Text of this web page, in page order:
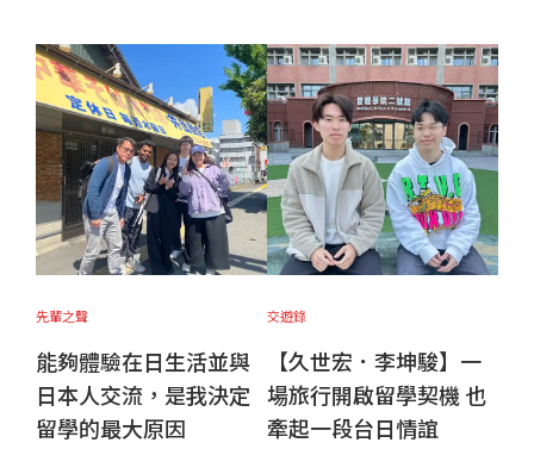
先輩之聲
能夠體驗在日生活並與
日本人交流，是我決定
留學的最大原因
交遊錄
【久世宏．李坤駿】一
場旅行開啟留學契機 也
牽起一段台日情誼